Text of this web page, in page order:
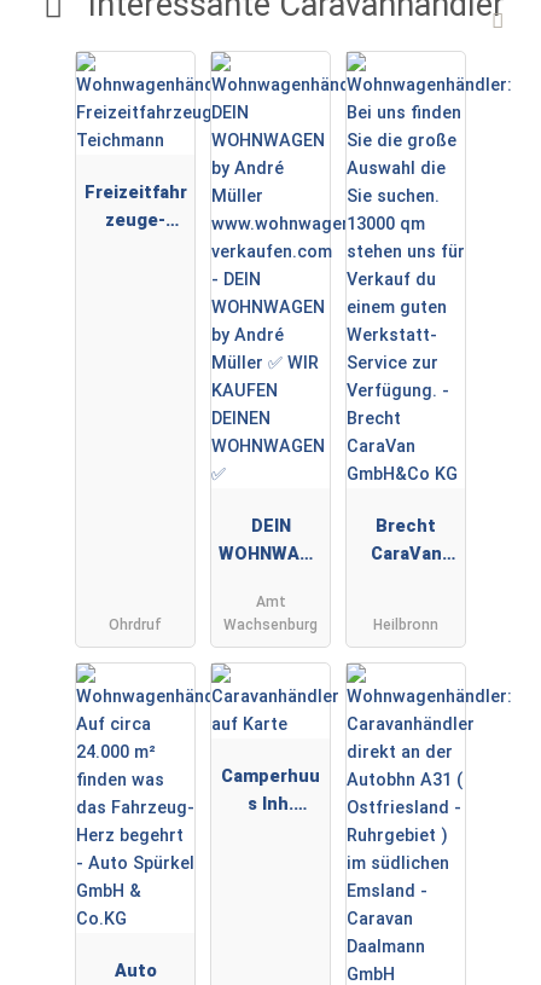
Freizeitfahr
zeuge-
Ohrdruf
DEIN
WOHNWAGE
Müller ✅
WIR KAUFEN
DEINEN
WOHNWAGE
N ✅
Amt
Wachsenburg
Brecht
CaraVan
Heilbronn
Auto
Camperhuu
s Inh.